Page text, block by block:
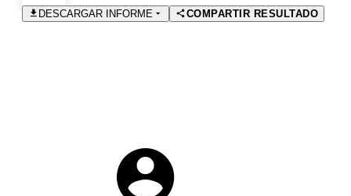
DESCARGAR INFORME
COMPARTIR RESULTADO